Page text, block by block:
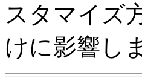
スタマイズ
けに影響し